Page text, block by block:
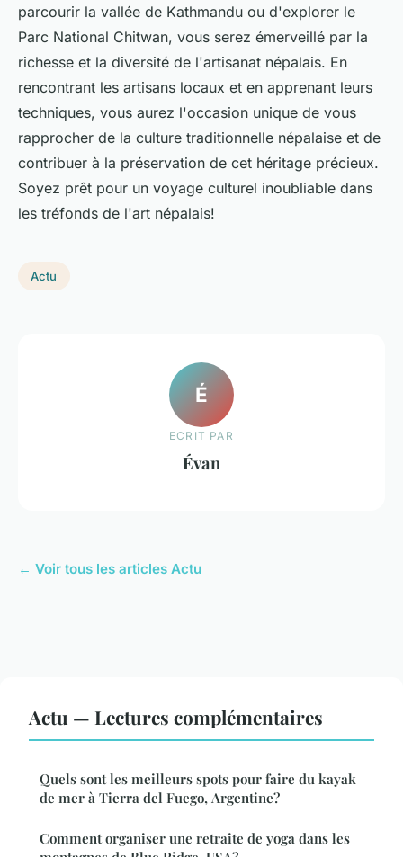
parcourir la vallée de Kathmandu ou d'explorer le
Parc National Chitwan, vous serez émerveillé par la
richesse et la diversité de l'artisanat népalais. En
rencontrant les artisans locaux et en apprenant leurs
techniques, vous aurez l'occasion unique de vous
rapprocher de la culture traditionnelle népalaise et de
contribuer à la préservation de cet héritage précieux.
Soyez prêt pour un voyage culturel inoubliable dans
les tréfonds de l'art népalais!
Actu
É
ECRIT PAR
Évan
← Voir tous les articles Actu
Actu — Lectures complémentaires
Quels sont les meilleurs spots pour faire du kayak
de mer à Tierra del Fuego, Argentine?
Comment organiser une retraite de yoga dans les